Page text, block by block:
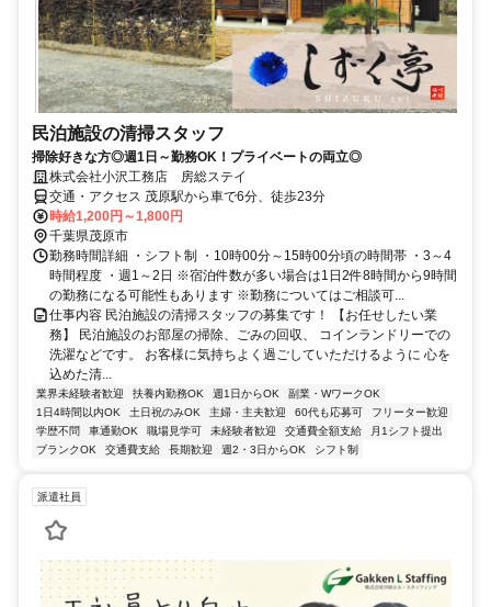
民泊施設の清掃スタッフ
掃除好きな方◎週1日～勤務OK！プライベートの両立◎
株式会社小沢工務店 房総ステイ
交通・アクセス 茂原駅から車で6分、徒歩23分
時給1,200円～1,800円
千葉県茂原市
勤務時間詳細 ・シフト制 ・10時00分～15時00分頃の時間帯 ・3～4
時間程度 ・週1～2日 ※宿泊件数が多い場合は1日2件8時間から9時間
の勤務になる可能性もあります ※勤務についてはご相談可...
仕事内容 民泊施設の清掃スタッフの募集です！ 【お任せしたい業
務】 民泊施設のお部屋の掃除、ごみの回収、 コインランドリーでの
洗濯などです。 お客様に気持ちよく過ごしていただけるように 心を
込めた清...
業界未経験者歓迎 扶養内勤務OK 週1日からOK
副業・WワークOK
1日4時間以内OK
土日祝のみOK 主婦・主夫歓迎 60代も応募可
フリーター歓迎
学歴不問
車通勤OK 職場見学可 未経験者歓迎 交通費全額支給
月1シフト提出
ブランクOK
交通費支給 長期歓迎 週2・3日からOK シフト制
派遣社員